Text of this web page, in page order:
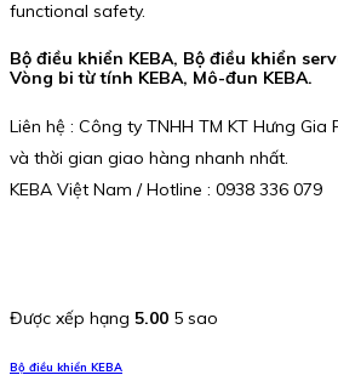
functional safety.
Bộ điều khiển KEBA, Bộ điều khiển
Vòng bi từ tính KEBA, Mô-đun KEBA.
Liên hệ : Công ty TNHH TM KT Hưng
và thời gian giao hàng nhanh nhất.
KEBA Việt Nam / Hotline : 0938 336 079
Được xếp hạng 5.00 5 sao
Bộ điều khiển KEBA